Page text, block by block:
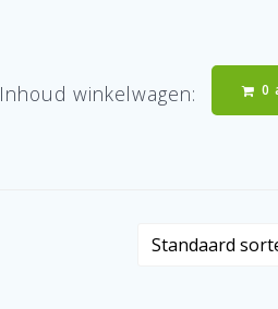
Inhoud winkelwagen: 0